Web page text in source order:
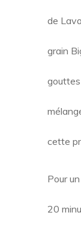
de
grain
cette
Pour
20